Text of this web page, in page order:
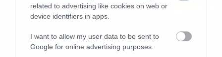
related to advertising like cookies on web or
device identifiers in apps.
I want to allow my user data to be sent to
Google for online advertising purposes.